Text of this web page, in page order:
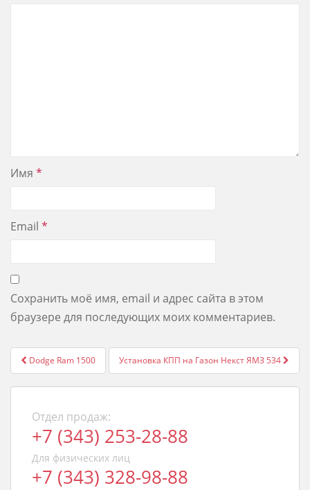
Имя *
Email *
Сохранить моё имя, email и адрес сайта в этом
браузере для последующих моих комментариев.
Post
navigation
Dodge Ram 1500 Установка КПП на Газон Некст ЯМЗ 534
Отдел продаж:
+7 (343) 253-28-88
Для физических лиц
+7 (343) 328-98-88